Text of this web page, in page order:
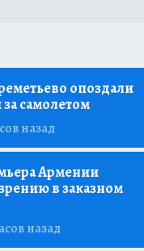
опоздали
самолетом
назад
Армении
в заказном
назад